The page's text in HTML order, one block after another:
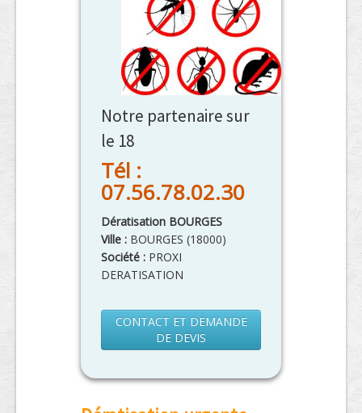
Notre partenaire sur
le 18
Tél :
07.56.78.02.30
Dératisation BOURGES
Ville : BOURGES (18000)
Société : PROXI
DERATISATION
CONTACT ET DEMANDE
DE DEVIS